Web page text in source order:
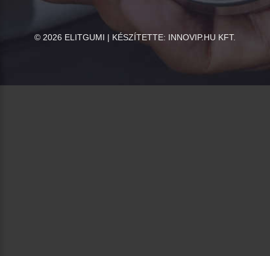
© 2026 ELITGUMI | KÉSZÍTETTE: INNOVIP.HU KFT.